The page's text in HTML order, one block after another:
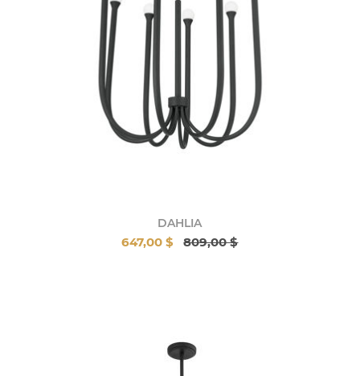
DAHLIA
647,00 $ 809,00 $